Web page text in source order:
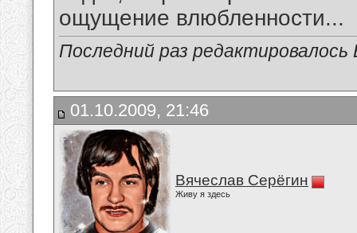
ощущение влюбленности...
Последний раз
01.10.2009, 21:46
Вячеслав Серёгин
Живу я здесь